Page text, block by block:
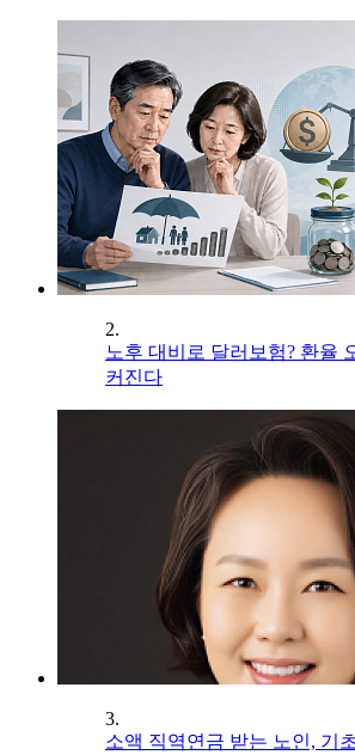
2.
노후 대비로 달러보험? 환율
커진다
3.
소액 직역연금 받는 노인, 기